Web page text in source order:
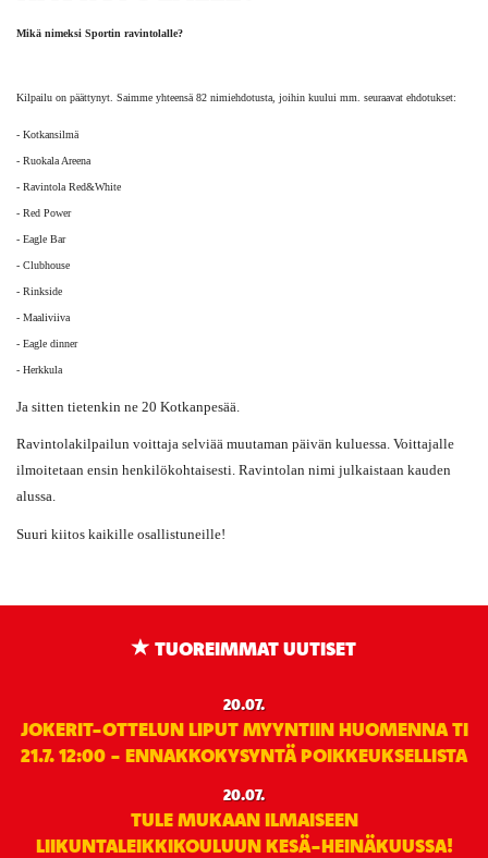
Mikä nimeksi Sportin ravintolalle?
Kilpailu on päättynyt. Saimme yhteensä 82 nimiehdotusta, joihin kuului mm. seuraavat ehdotukset:
- Kotkansilmä
- Ruokala Areena
- Ravintola Red&White
- Red Power
- Eagle Bar
- Clubhouse
- Rinkside
- Maaliviiva
- Eagle dinner
- Herkkula
Ja sitten tietenkin ne 20 Kotkanpesää.
Ravintolakilpailun voittaja selviää muutaman päivän kuluessa. Voittajalle
ilmoitetaan ensin henkilökohtaisesti. Ravintolan nimi julkaistaan kauden
alussa.
Suuri kiitos kaikille osallistuneille!
TUOREIMMAT UUTISET
20.07.
JOKERIT-OTTELUN LIPUT MYYNTIIN HUOMENNA TI
21.7. 12:00 - ENNAKKOKYSYNTÄ POIKKEUKSELLISTA
20.07.
TULE MUKAAN ILMAISEEN
LIIKUNTALEIKKIKOULUUN KESÄ-HEINÄKUUSSA!